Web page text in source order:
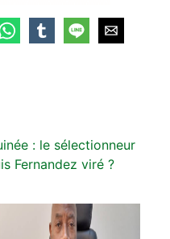
: le sélectionneur
Fernandez viré ?